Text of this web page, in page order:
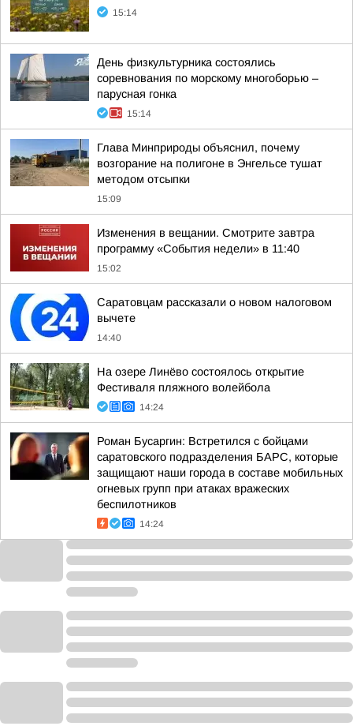
15:14
День физкультурника состоялись
соревнования по морскому многоборью –
парусная гонка
15:14
Глава Минприроды объяснил, почему
возгорание на полигоне в Энгельсе тушат
методом отсыпки
15:09
Изменения в вещании. Смотрите завтра
программу «События недели» в 11:40
15:02
Саратовцам рассказали о новом налоговом
вычете
14:40
На озере Линёво состоялось открытие
Фестиваля пляжного волейбола
14:24
Роман Бусаргин: Встретился с бойцами
саратовского подразделения БАРС, которые
защищают наши города в составе мобильных
огневых групп при атаках вражеских
беспилотников
14:24